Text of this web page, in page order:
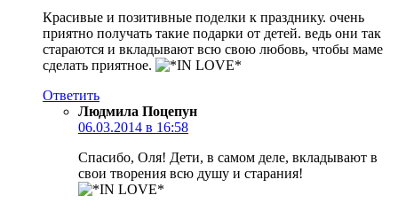
Красивые и позитивные поделки к празднику. очень
приятно получать такие подарки от детей. ведь они так
стараются и вкладывают всю свою любовь, чтобы маме
сделать приятное.
Ответить
Людмила Поцепун
06.03.2014 в 16:58
Спасибо, Оля! Дети, в самом деле, вкладывают в
свои творения всю душу и старания!